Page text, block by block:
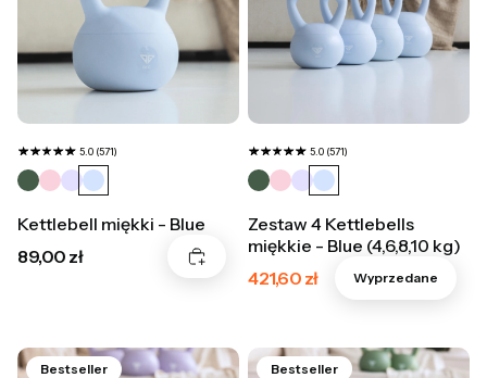
5.0 (571)
Kettlebell miękki - Blue
Cena
89,00 zł
5.0 (571)
Zestaw 4 Kettlebells
miękkie - Blue (4,6,8,10 kg)
Cena promocyjna
421,60 zł Wyprzedane
Bestseller Bestseller